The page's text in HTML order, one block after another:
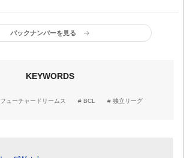
けな
ンドリ
ーグplus
バックナンバーを見る
KEYWORDS
ューチャードリームス BCL 独立リーグ